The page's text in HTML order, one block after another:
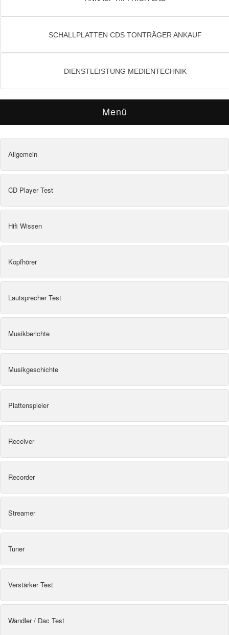
SCHALLPLATTEN CDS TONTRÄGER ANKAUF
DIENSTLEISTUNG MEDIENTECHNIK
Menü
Allgemein
CD Player Test
Hifi Wissen
Kopfhörer
Lautsprecher Test
Musikberichte
Musikgeschichte
Plattenspieler
Receiver
Recorder
Streamer
Tuner
Verstärker Test
Wandler / Dac Test